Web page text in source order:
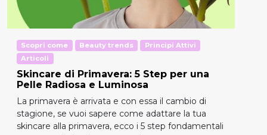
Scopri come Beauty trends
Principi Attivi
Articoli
Skincare di Primavera: 5 Step per una
Pelle Radiosa e Luminosa
La primavera è arrivata e con essa il cambio di
stagione, se vuoi sapere come adattare la tua
skincare alla primavera, ecco i 5 step fondamentali